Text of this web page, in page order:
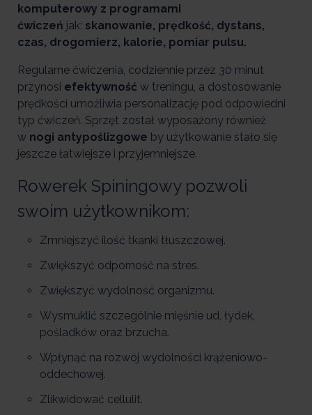
komputerowy z programami
ćwiczeń jak: skanowanie, prędkość, dystans,
czas, drogomierz, kalorie, pomiar pulsu.
Regularne ćwiczenia, codziennie przez 30 minut
przynosi efektywność w treningu, a dostosowanie
prędkości umożliwia personalizację pod odpowiedni
typ ćwiczeń. Sprzęt został wyposażony również
w nogi antypoślizgowe by użytkowanie stało się
jeszcze łatwiejsze i przyjemniejsze.
Rowerek Spiningowy pozwoli
swoim użytkownikom:
Zmniejszyć ilość tkanki tłuszczowej.
Zwiększyć odporność na stres.
Zwiększyć wydolność organizmu.
Wysmuklić szczególnie mięśnie ud, łydek,
pośladków oraz brzucha.
Wpłynąć na rozwój wydolności krążeniowo-
oddechowej.
Zlikwidować cellulit.